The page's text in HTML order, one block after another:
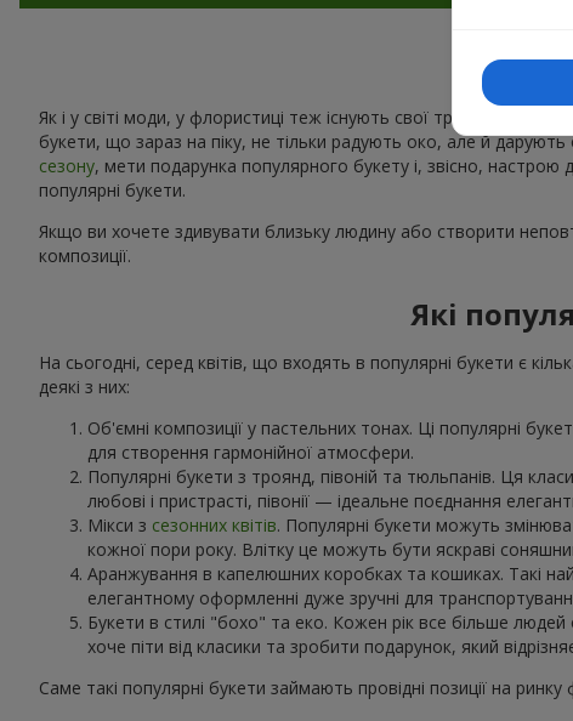
Як і у світі моди, у флористиці теж існують свої тренди. Щороку
букети, що зараз на піку, не тільки радують око, але й дарують
сезону, мети подарунка популярного букету і, звісно,
популярні букети.
Якщо ви хочете здивувати близьку людину або створити
композиції.
Які
На сьогодні, серед квітів, що входять в популярні букети є
деякі з них:
Об'ємні композиції у пастельних тонах. Ці популярні
для створення гармонійної атмосфери.
Популярні букети з троянд, півоній та тюльпанів. Ця
любові і пристрасті, півонії — ідеальне поєднання
Мікси з сезонних квітів. Популярні букети можуть
кожної пори року. Влітку це можуть бути яскраві
Аранжування в капелюшних коробках та кошиках. Такі
елегантному оформленні дуже зручні для
Букети в стилі "бохо" та еко. Кожен рік все більше
хоче піти від класики та зробити подарунок, який
Саме такі популярні букети займають провідні позиції на